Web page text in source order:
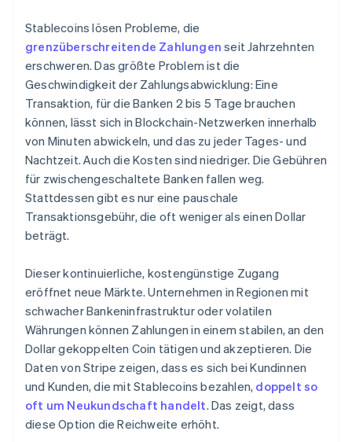
Stablecoins lösen Probleme, die
grenzüberschreitende Zahlungen seit Jahrzehnten
erschweren. Das größte Problem ist die
Geschwindigkeit der Zahlungsabwicklung: Eine
Transaktion, für die Banken 2 bis 5 Tage brauchen
können, lässt sich in Blockchain-Netzwerken innerhalb
von Minuten abwickeln, und das zu jeder Tages- und
Nachtzeit. Auch die Kosten sind niedriger. Die Gebühren
für zwischengeschaltete Banken fallen weg.
Stattdessen gibt es nur eine pauschale
Transaktionsgebühr, die oft weniger als einen Dollar
beträgt.
Dieser kontinuierliche, kostengünstige Zugang
eröffnet neue Märkte. Unternehmen in Regionen mit
schwacher Bankeninfrastruktur oder volatilen
Währungen können Zahlungen in einem stabilen, an den
Dollar gekoppelten Coin tätigen und akzeptieren. Die
Daten von Stripe zeigen, dass es sich bei Kundinnen
und Kunden, die mit Stablecoins bezahlen, doppelt so
oft um Neukundschaft handelt. Das zeigt, dass
diese Option die Reichweite erhöht.